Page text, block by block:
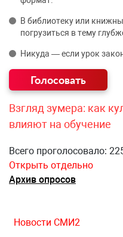
В библиотеку или
погрузиться в тему
Никуда — если урок
Взгляд зумера: как
влияют на обучение
Всего проголосовало:
Открыть отдельно
Архив опросов
Новости СМИ2